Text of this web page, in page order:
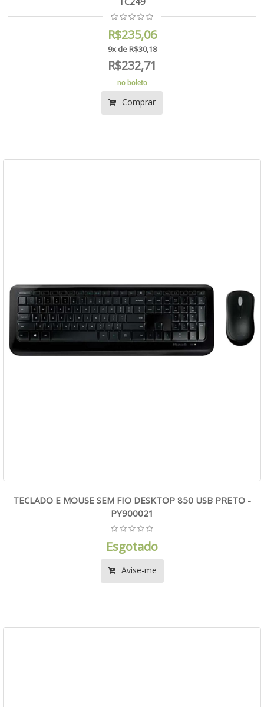
R$235,06
9x de R$30,18
R$232,71
no boleto
Comprar
TECLADO E MOUSE SEM FIO DESKTOP 850 USB PRETO -
PY900021
Esgotado
Avise-me